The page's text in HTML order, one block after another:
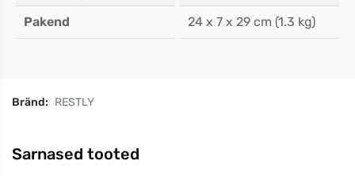
Pakend 24 x 7 x 29 cm (1.3 kg)
Bränd: RESTLY
Sarnased tooted